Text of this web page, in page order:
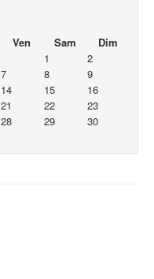
Ven Sam
Dim
1
2
7 8
9
14 15
16
21 22
23
28 29
30